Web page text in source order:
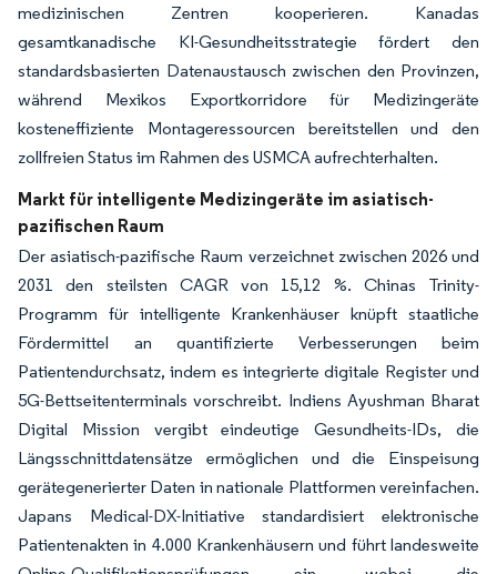
medizinischen Zentren kooperieren. Kanadas
gesamtkanadische KI-Gesundheitsstrategie fördert den
standardsbasierten Datenaustausch zwischen den Provinzen,
während Mexikos Exportkorridore für Medizingeräte
kosteneffiziente Montageressourcen bereitstellen und den
zollfreien Status im Rahmen des USMCA aufrechterhalten.
Markt für intelligente Medizingeräte im asiatisch-
pazifischen Raum
Der asiatisch-pazifische Raum verzeichnet zwischen 2026 und
2031 den steilsten CAGR von 15,12 %. Chinas Trinity-
Programm für intelligente Krankenhäuser knüpft staatliche
Fördermittel an quantifizierte Verbesserungen beim
Patientendurchsatz, indem es integrierte digitale Register und
5G-Bettseitenterminals vorschreibt. Indiens Ayushman Bharat
Digital Mission vergibt eindeutige Gesundheits-IDs, die
Längsschnittdatensätze ermöglichen und die Einspeisung
gerätegenerierter Daten in nationale Plattformen vereinfachen.
Japans Medical-DX-Initiative standardisiert elektronische
Patientenakten in 4.000 Krankenhäusern und führt landesweite